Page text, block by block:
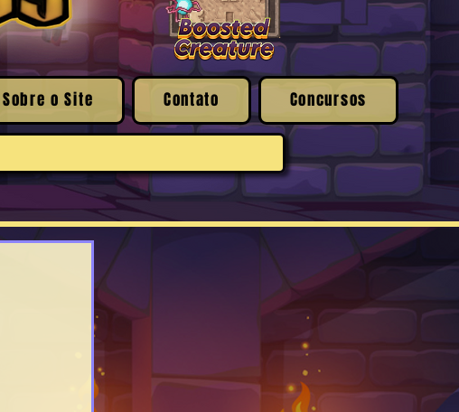
Sobre o Site Contato Concursos